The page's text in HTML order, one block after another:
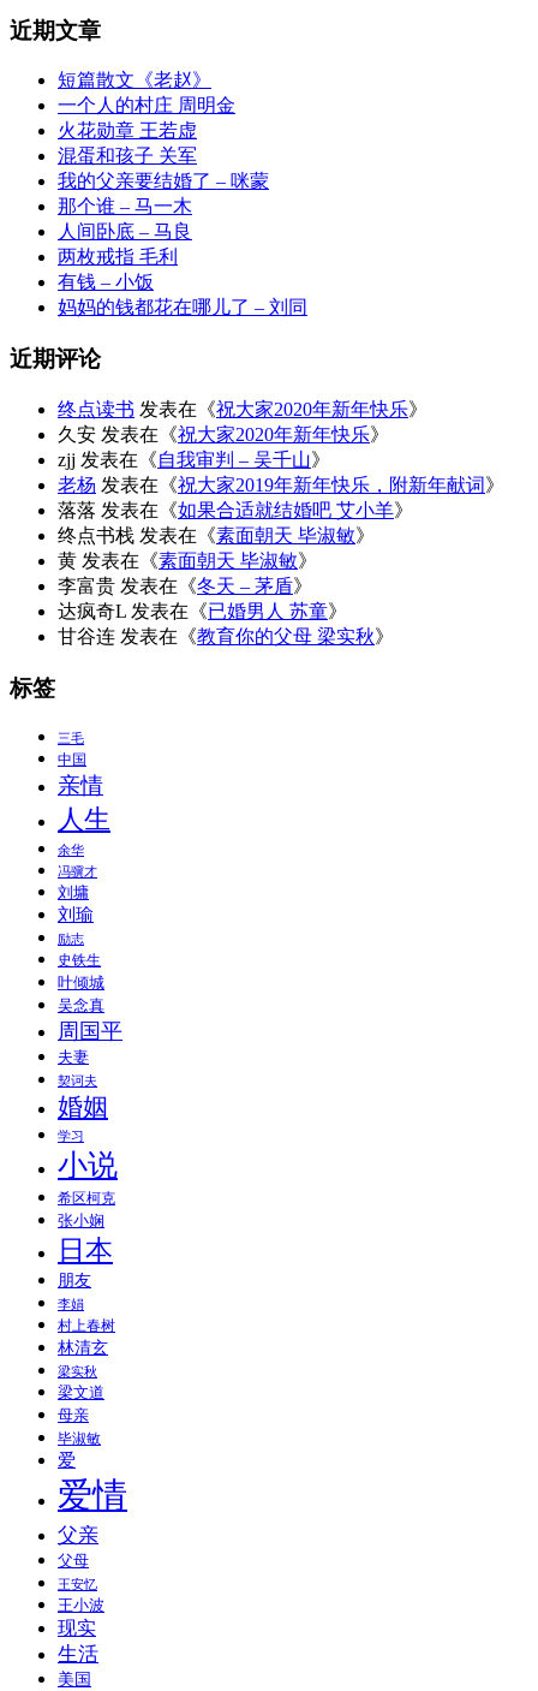
近期文章
短篇散文《老赵》
一个人的村庄 周明金
火花勋章 王若虚
混蛋和孩子 关军
我的父亲要结婚了 – 咪蒙
那个谁 – 马一木
人间卧底 – 马良
两枚戒指 毛利
有钱 – 小饭
妈妈的钱都花在哪儿了 – 刘同
近期评论
终点读书 发表在《祝大家2020年新年快乐》
久安 发表在《祝大家2020年新年快乐》
zjj 发表在《自我审判 – 吴千山》
老杨 发表在《祝大家2019年新年快乐，附新年献词》
落落 发表在《如果合适就结婚吧 艾小羊》
终点书栈 发表在《素面朝天 毕淑敏》
黄 发表在《素面朝天 毕淑敏》
李富贵 发表在《冬天 – 茅盾》
达疯奇L 发表在《已婚男人 苏童》
甘谷连 发表在《教育你的父母 梁实秋》
标签
三毛
中国
亲情
人生
余华
冯骥才
刘墉
刘瑜
励志
史铁生
叶倾城
吴念真
周国平
夫妻
契诃夫
婚姻
学习
小说
希区柯克
张小娴
日本
朋友
李娟
村上春树
林清玄
梁实秋
梁文道
母亲
毕淑敏
爱
爱情
父亲
父母
王安忆
王小波
现实
生活
美国